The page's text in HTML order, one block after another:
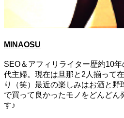
MINAOSU
SEO＆アフィリライター歴約10
代主婦。現在は旦那と2人揃って
り（笑）最近の楽しみはお酒と野
で買って良かったモノをどんどん
す♪